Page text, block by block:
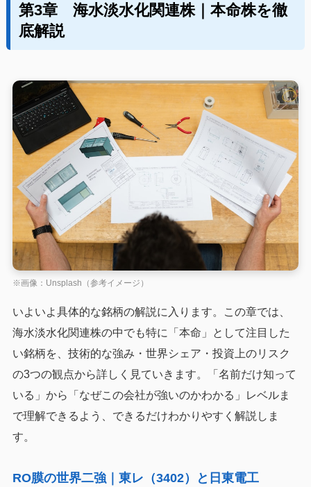
第3章 海水淡水化関連株｜本命株を徹
底解説
※画像：Unsplash（参考イメージ）
いよいよ具体的な銘柄の解説に入ります。この章では、
海水淡水化関連株の中でも特に「本命」として注目した
い銘柄を、技術的な強み・世界シェア・投資上のリスク
の3つの観点から詳しく見ていきます。「名前だけ知って
いる」から「なぜこの会社が強いのかわかる」レベルま
で理解できるよう、できるだけわかりやすく解説しま
す。
RO膜の世界二強｜東レ（3402）と日東電工